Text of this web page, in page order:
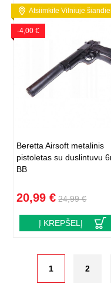
Atsiimkite Vilniuje
-4,00 €
Beretta Airsoft metalinis
pistoletas su duslintuvu
BB
20,99 € 24,99 €
Į KREPŠELĮ
1 2